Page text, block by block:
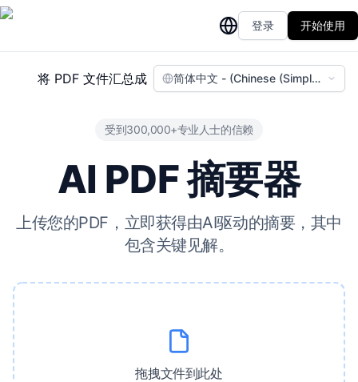
登录 开始使用
将 PDF 文件汇总成 简体中文 - (Chinese (Simplified))
受到300,000+专业人士的信赖
AI PDF 摘要器
上传您的PDF，立即获得由AI驱动的摘要，其中
包含关键见解。
拖拽文件到此处